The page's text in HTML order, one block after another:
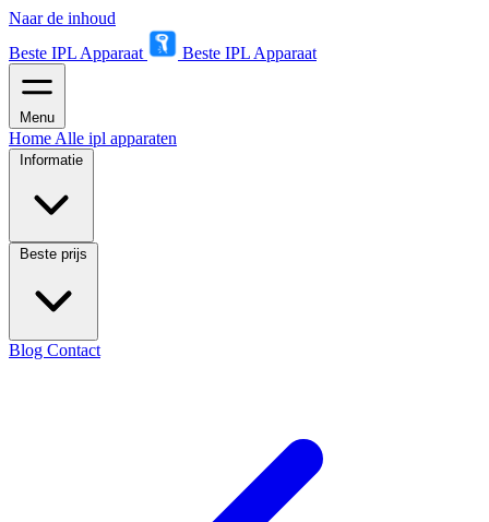
Naar de inhoud
Beste IPL Apparaat
Beste IPL Apparaat
Menu
Home Alle ipl apparaten
Informatie
Beste prijs
Blog Contact